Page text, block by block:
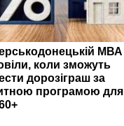
МВА
коли зможуть
дорозіграш за
програмою для